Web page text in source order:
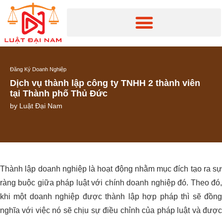
Đăng Ký Doanh Nghiệp
Dịch vụ thành lập công ty TNHH 2 thành viên
tại Thành phố Thủ Đức
by Luật Đại Nam
Thành lập doanh nghiệp là hoạt động nhằm mục đích tạo ra sự
ràng buộc giữa pháp luật với chính doanh nghiệp đó. Theo đó,
khi một doanh nghiệp được thành lập hợp pháp thì sẽ đồng
nghĩa với việc nó sẽ chịu sự điều chỉnh của pháp luật và được